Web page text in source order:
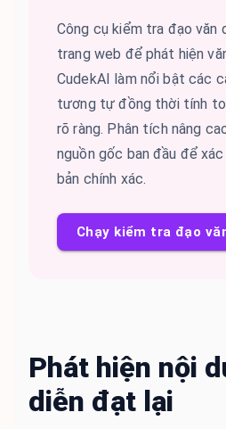
Công cụ kiểm tra đạo văn
trang web để phát hiện
CudekAI làm nổi bật các
tương tự đồng thời tính
rõ ràng. Phân tích nâng
nguồn gốc ban đầu để
bản chính xác.
Chạy kiểm tra đạo
Phát hiện nội
diễn đạt lại